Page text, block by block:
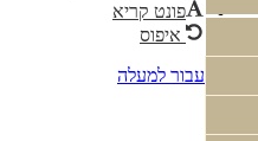
פונט קריא
איפוס
עבור למעלה